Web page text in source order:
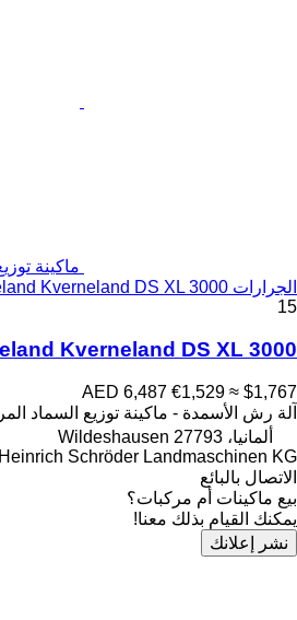
ماكينة
الجرارات Kverneland Kverneland DS XL 3000
15
Kverneland DS XL 3000
AED 6,487 €1,529 ≈ $1,767
آلة رش الأسمدة - ماكينة توزيع السماد
ألمانيا، 27793 Wildeshausen
Heinrich Schröder Landmaschinen KG
الاتصال بالبائع
بيع ماكينات أم مركبات؟
يمكنك القيام بذلك معنا!
نشر إعلانك